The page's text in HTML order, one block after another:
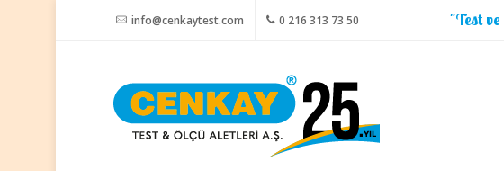
info@cenkaytest.com 0 216 313 73 50 "Test